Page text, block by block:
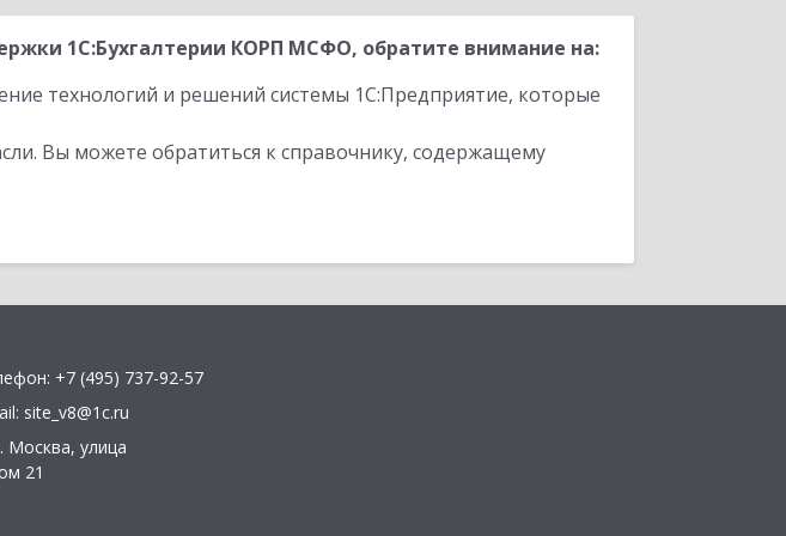
1С:Бухгалтерии КОРП МСФО, обратите внимание на:
технологий и решений системы 1С:Предприятие, которые
Вы можете обратиться к справочнику, содержащему
+7 (495) 737-92-57
site_v8@1c.ru
Москва, улица
21